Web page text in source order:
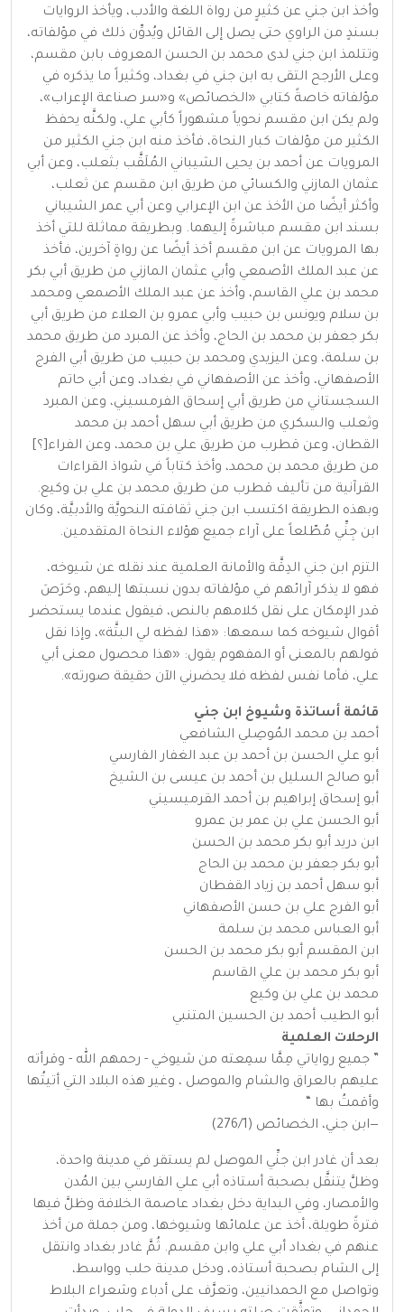
وأخذ ابن جني عن كثيرٍ من رواة اللغة والأدب، ويأخذ الروايات
بسندٍ من الراوي حتى يصل إلى القائل ويُدوِّن ذلك في مؤلفاته،
وتتلمذ ابن جني لدى محمد بن الحسن المعروف بابن مقسم،
وعلى الأرجح التقى به ابن جني في بغداد، وكثيراً ما يذكره في
مؤلفاته خاصةً كتابي «الخصائص» و«سر صناعة الإعراب»،
ولم يكن ابن مقسم نحوياً مشهوراً كأبي علي، ولكنَّه يحفظ
الكثير من مؤلفات كبار النحاة، فأخذ منه ابن جني الكثير من
المرويات عن أحمد بن يحيى الشيباني المُلَقَّب بثعلب، وعن أبي
عثمان المازني والكسائي من طريق ابن مقسم عن ثعلب،
وأكثر أيضًا من الأخذ عن ابن الإعرابي وعن أبي عمر الشيباني
بسند ابن مقسم مباشرةً إليهما. وبطريقة مماثلة للتي أخذ
بها المرويات عن ابن مقسم أخذ أيضًا عن رواةٍ آخرين، فأخذ
عن عبد الملك الأصمعي وأبي عثمان المازني من طريق أبي بكر
محمد بن علي القاسم، وأخذ عن عبد الملك الأصمعي ومحمد
بن سلام ويونس بن حبيب وأبي عمرو بن العلاء من طريق أبي
بكر جعفر بن محمد بن الحاج، وأخذ عن المبرد من طريق محمد
بن سلمة، وعن اليزيدي ومحمد بن حبيب من طريق أبي الفرج
الأصفهاني، وأخذ عن الأصفهاني في بغداد، وعن أبي حاتم
السجستاني من طريق أبي إسحاق الفرمسيني، وعن المبرد
وثعلب والسكري من طريق أبي سهل أحمد بن محمد
القطان، وعن قطرب من طريق علي بن محمد، وعن الفراء[؟]
من طريق محمد بن محمد، وأخذ كتاباً في شواذ القراءات
القرآنية من تأليف قطرب من طريق محمد بن علي بن وكيع.
وبهذه الطريقة اكتسب ابن جني ثقافته النحويَّة والأدبيَّة، وكان
ابن جِنِّي مُطّلعاً على آراء جميع هؤلاء النحاة المتقدمين.
التزم ابن جني الدِقَّة والأمانة العلمية عند نقله عن شيوخه،
فهو لا يذكر آرائهم في مؤلفاته بدون نسبتها إليهم، وحَرَصَ
قدر الإمكان على نقل كلامهم بالنص، فيقول عندما يستحضر
أقوال شيوخه كما سمعها: «هذا لفظه لي البتَّة»، وإذا نقل
قولهم بالمعنى أو المفهوم يقول: «هذا محصول معنى أبي
علي، فأما نفس لفظه فلا يحضرني الآن حقيقة صورته».
قائمة أساتذة وشيوخ ابن جني
أحمد بن محمد المُوصِلي الشافعي
أبو علي الحسن بن أحمد بن عبد الغفار الفارسي
أبو صالح السليل بن أحمد بن عيسى بن الشيخ
أبو إسحاق إبراهيم بن أحمد القرميسيني
أبو الحسن علي بن عمر بن عمرو
ابن دريد أبو بكر محمد بن الحسن
أبو بكر جعفر بن محمد بن الحاج
أبو سهل أحمد بن زياد القفطان
أبو الفرج علي بن حسن الأصفهاني
أبو العباس محمد بن سلمة
ابن المقسم أبو بكر محمد بن الحسن
أبو بكر محمد بن علي القاسم
محمد بن علي بن وكيع
أبو الطيب أحمد بن الحسين المتنبي
الرحلات العلمية
” جميع رواياتي مِمَّا سمِعته من شيوخي - رحمهم الله - وقرأته
عليهم بالعراق والشام والموصل ، وغير هذه البلاد التي أتيتُها
وأقمتُ بها “
—ابن جني‏،‏ الخصائص (276/1)
بعد أن غادر ابن جنِّي الموصل لم يستقر في مدينة واحدة،
وظلَّ يتنقَّل بصحبة أستاذه أبي علي الفارسي بين المُدن
والأمصار، وفي البداية دخل بغداد عاصمة الخلافة وظلَّ فيها
فترةً طويلة، أخذ عن علمائها وشيوخها، ومن جملة من أخذ
عنهم في بغداد أبي علي وابن مقسم. ثُمَّ غادر بغداد وانتقل
إلى الشام بصحبة أستاذه، ودخل مدينة حلب وواسط،
وتواصل مع الحمدانيين، وتعرَّف على أدباء وشعراء البلاط